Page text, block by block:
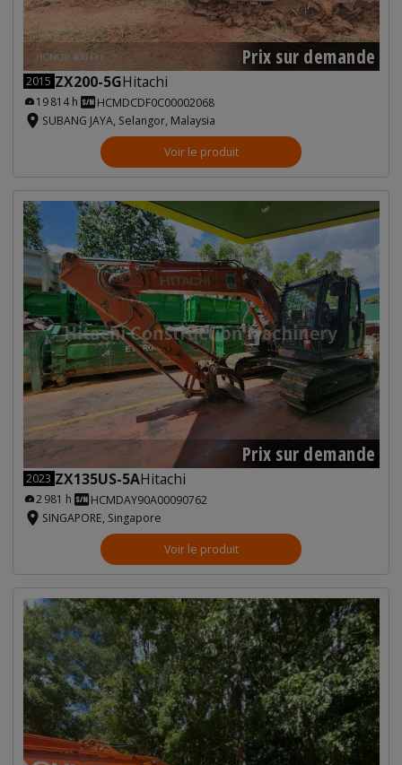
Prix sur demande
2015 ZX200-5GHitachi
19 814 h
HCMDCDF0C00002068
SUBANG JAYA, Selangor, Malaysia
Voir le produit
Prix sur demande
2023 ZX135US-5AHitachi
2 981 h
HCMDAY90A00090762
SINGAPORE, Singapore
Voir le produit